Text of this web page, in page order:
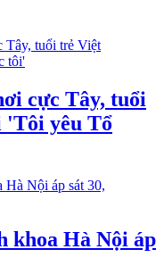
cực Tây, tuổi
'Tôi yêu Tổ
khoa Hà Nội áp